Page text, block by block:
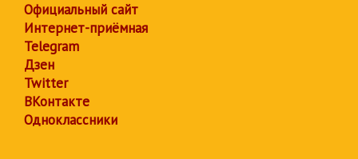
Официальный сайт
Интернет-приёмная
Telegram
Дзен
Twitter
ВКонтакте
Одноклассники